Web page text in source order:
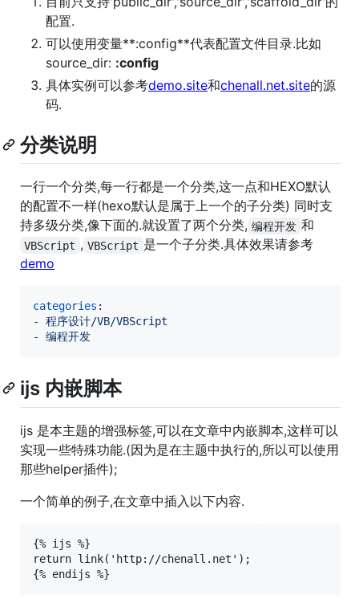
配置.
可以使用变量**:config**代表配置文件目录.比如
source_dir: :config
具体实例可以参考demo.site和chenall.net.site的源
码.
分类说明
一行一个分类,每一行都是一个分类,这一点和HEXO默认
的配置不一样(hexo默认是属于上一个的子分类) 同时支
持多级分类,像下面的.就设置了两个分类, 编程开发 和
VBScript , VBScript 是一个子分类.具体效果请参考
demo
categories :
- 程序设计/VB/VBScript
- 编程开发
ijs 内嵌脚本
ijs 是本主题的增强标签,可以在文章中内嵌脚本,这样可以
实现一些特殊功能.(因为是在主题中执行的,所以可以使用
那些helper插件);
一个简单的例子,在文章中插入以下内容.
{% ijs %}
return link('http://chenall.net');